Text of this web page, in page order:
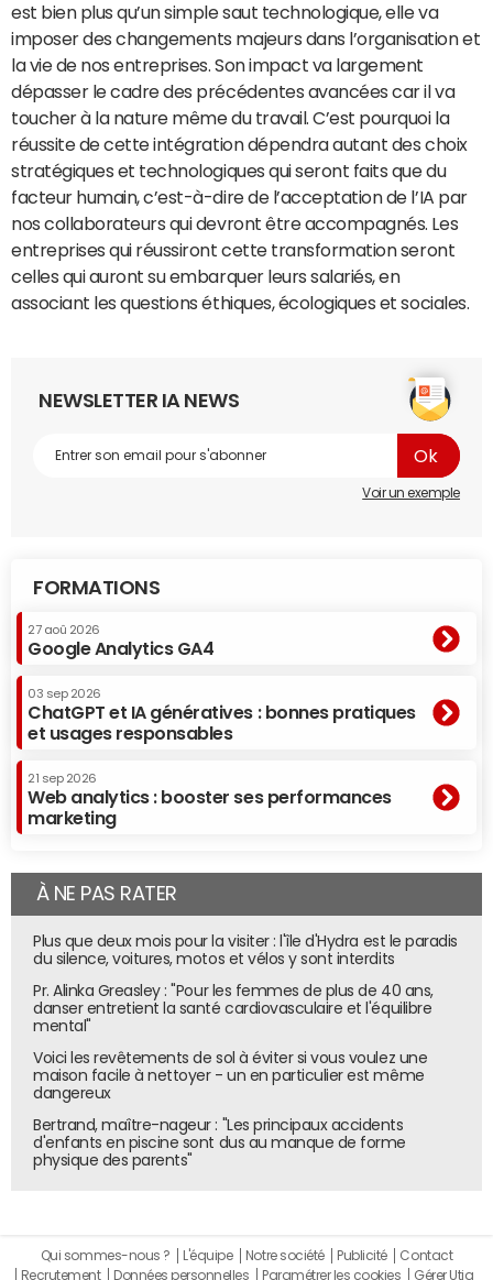
est bien plus qu’un simple saut technologique, elle va
imposer des changements majeurs dans l’organisation et
la vie de nos entreprises. Son impact va largement
dépasser le cadre des précédentes avancées car il va
toucher à la nature même du travail. C’est pourquoi la
réussite de cette intégration dépendra autant des choix
stratégiques et technologiques qui seront faits que du
facteur humain, c’est-à-dire de l’acceptation de l’IA par
nos collaborateurs qui devront être accompagnés. Les
entreprises qui réussiront cette transformation seront
celles qui auront su embarquer leurs salariés, en
associant les questions éthiques, écologiques et sociales.
NEWSLETTER IA NEWS
Voir un exemple
FORMATIONS
27 aoû 2026
Google Analytics GA4
03 sep 2026
ChatGPT et IA génératives : bonnes pratiques
et usages responsables
21 sep 2026
Web analytics : booster ses performances
marketing
À NE PAS RATER
Plus que deux mois pour la visiter : l'île d'Hydra est le paradis
du silence, voitures, motos et vélos y sont interdits
Pr. Alinka Greasley : "Pour les femmes de plus de 40 ans,
danser entretient la santé cardiovasculaire et l'équilibre
mental"
Voici les revêtements de sol à éviter si vous voulez une
maison facile à nettoyer - un en particulier est même
dangereux
Bertrand, maître-nageur : "Les principaux accidents
d'enfants en piscine sont dus au manque de forme
physique des parents"
Qui sommes-nous ? L'équipe Notre société Publicité
Contact
Recrutement
Données personnelles Paramétrer les cookies Gérer Utiq